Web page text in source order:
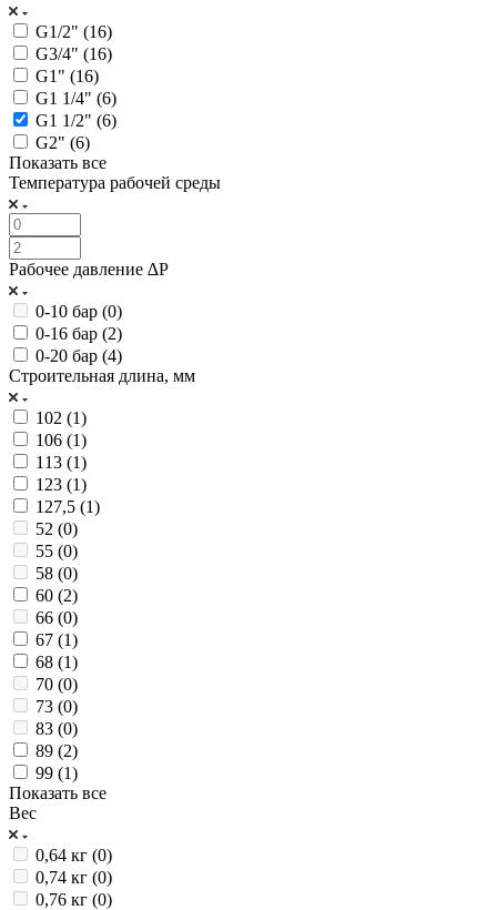
G1/2" (16)
G3/4" (16)
G1" (16)
G1 1/4" (6)
G1 1/2" (6)
G2" (6)
Показать все
Температура рабочей среды
Рабочее давление ∆P
0-10 бар (0)
0-16 бар (2)
0-20 бар (4)
Строительная длина, мм
102 (1)
106 (1)
113 (1)
123 (1)
127,5 (1)
52 (0)
55 (0)
58 (0)
60 (2)
66 (0)
67 (1)
68 (1)
70 (0)
73 (0)
83 (0)
89 (2)
99 (1)
Показать все
Вес
0,64 кг (0)
0,74 кг (0)
0,76 кг (0)